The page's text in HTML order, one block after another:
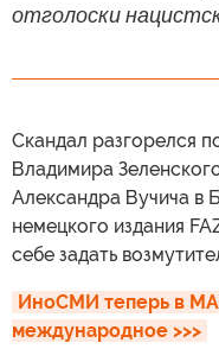
отголоски
Скандал разгорелся
Владимира
Александра Вучича в
немецкого издания
себе задать
ИноСМИ теперь в
международное >>>